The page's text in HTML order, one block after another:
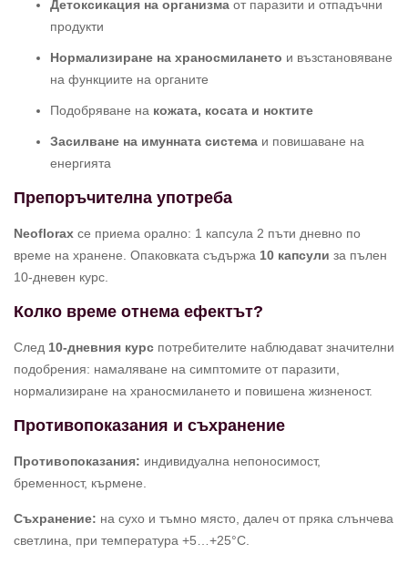
Детоксикация на организма от паразити и отпадъчни
продукти
Нормализиране на храносмилането и възстановяване
на функциите на органите
Подобряване на кожата, косата и ноктите
Засилване на имунната система и повишаване на
енергията
Препоръчителна употреба
Neoflorax се приема орално: 1 капсула 2 пъти дневно по
време на хранене. Опаковката съдържа 10 капсули за пълен
10-дневен курс.
Колко време отнема ефектът?
След 10-дневния курс потребителите наблюдават значителни
подобрения: намаляване на симптомите от паразити,
нормализиране на храносмилането и повишена жизненост.
Противопоказания и съхранение
Противопоказания: индивидуална непоносимост,
бременност, кърмене.
Съхранение: на сухо и тъмно място, далеч от пряка слънчева
светлина, при температура +5…+25°C.